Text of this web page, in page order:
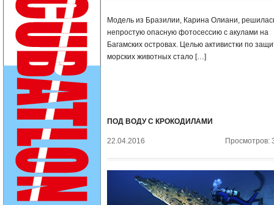
Модель из Бразилии, Карина Олиани,
непростую опасную фотосессию с акулами на
Багамских островах. Целью активистки по
морских животных стало […]
ПОД ВОДУ С КРОКОДИЛАМИ
22.04.2016 Просмотров: